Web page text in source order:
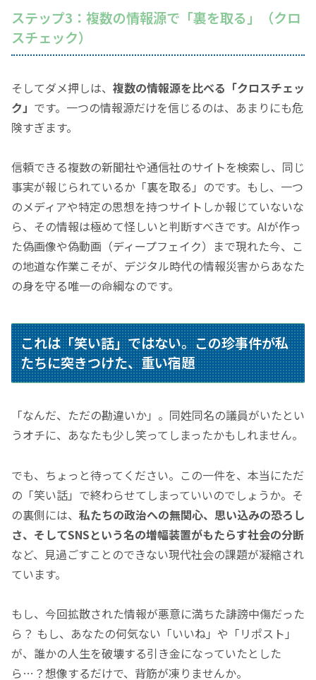
ステップ3：複数の情報源で 「裏を取る」
（クロ
スチェック）
そしてダメ押しは、 複数の情報源を比べる 「クロスチェッ
ク」 です。一つの情報源だけを信じるのは、あまりにも危
険すぎます。
信頼できる複数の新聞社や通信社のサイトを検索し、同じ
事実が報じられているか 「裏を取る」 のです。もし、一つ
のメディアや特定の思想を持つサイトしか報じていないな
ら、その情報は極めて怪しいと判断すべきです。AIが作っ
た偽画像や偽動画（ディープフェイク）まで現れた今、こ
の地道な作業こそが、デジタル時代の情報災害からあなた
の身を守る唯一の命綱なのです。
これは「笑い話」ではない。この珍事件が私
たちに突きつけた、重い宿題
「なんだ、ただの勘違いか」 。同姓同名の議員がいたとい
うオチに、あなたも少し笑ってしまったかもしれません。
でも、ちょっと待ってください。この一件を、本当にただ
の 「笑い話」 で終わらせてしまっていいのでしょうか。そ
の裏側には、 私たちの政治への無関心、思い込みの恐ろし
さ、そしてSNSという名の増幅装置がもたらす社会の分断
など、見過ごすことのできない現代社会の課題が凝縮され
ています。
もし、今回拡散された情報が悪意に満ちた誹謗中傷だった
ら？ もし、あなたの何気ない 「いいね」 や 「リポスト」
が、誰かの人生を破壊する引き金になっていたとした
ら…？想像するだけで、背筋が凍りませんか。